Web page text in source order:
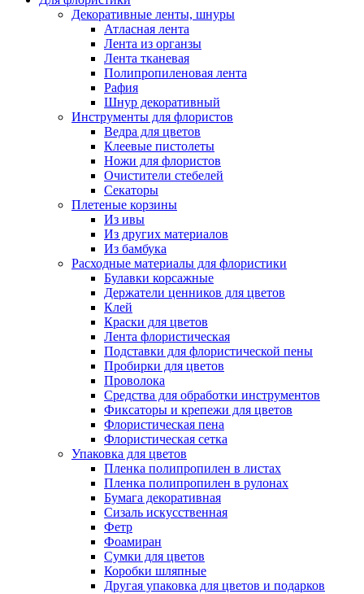
Декоративные ленты, шнуры
Атласная лента
Лента из органзы
Лента тканевая
Полипропиленовая лента
Рафия
Шнур декоративный
Инструменты для флористов
Ведра для цветов
Клеевые пистолеты
Ножи для флористов
Очистители стебелей
Секаторы
Плетеные корзины
Из ивы
Из других материалов
Из бамбука
Расходные материалы для флористики
Булавки корсажные
Держатели ценников для цветов
Клей
Краски для цветов
Лента флористическая
Подставки для флористической пены
Пробирки для цветов
Проволока
Средства для обработки инструментов
Фиксаторы и крепежи для цветов
Флористическая пена
Флористическая сетка
Упаковка для цветов
Пленка полипропилен в листах
Пленка полипропилен в рулонах
Бумага декоративная
Сизаль искусственная
Фетр
Фоамиран
Сумки для цветов
Коробки шляпные
Другая упаковка для цветов и подарков